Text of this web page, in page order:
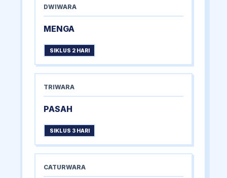
DWIWARA
MENGA
SIKLUS 2 HARI
TRIWARA
PASAH
SIKLUS 3 HARI
CATURWARA